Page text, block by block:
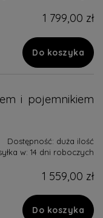
1 799,00 zł
Do koszyka
i pojemnikiem
Dostępność: duża ilość
w: 14 dni roboczych
1 559,00 zł
Do koszyka